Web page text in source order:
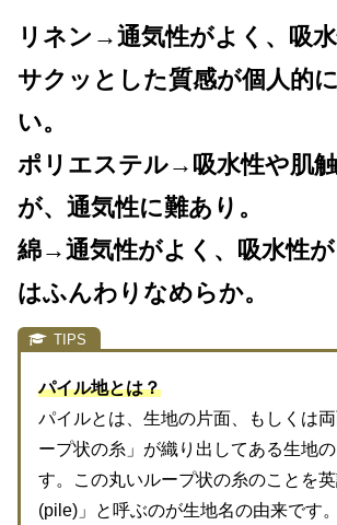
リネン→通気性がよく、吸
サクッとした質感が個人的
い。
ポリエステル→吸水性や肌
が、通気性に難あり。
綿→通気性がよく、吸水性が
はふんわり なめらか。
パイル地とは？
パイルとは、生地の片面、もしくは
ープ状の糸」が織り出してある生地
す。この丸いループ状の糸のことを
(pile)」と呼ぶのが生地名の由来です。